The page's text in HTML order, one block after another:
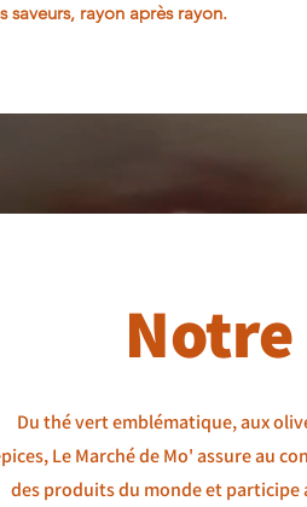
saveurs, rayon après rayon.
Du thé vert emblématique, aux
Le Marché de Mo' assure au
des produits du monde et